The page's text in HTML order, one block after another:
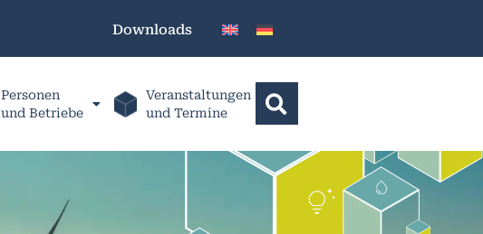
Downloads
Personen
und Betriebe
Veranstaltungen
und Termine